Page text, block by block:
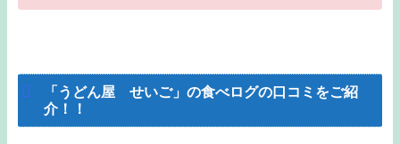
「うどん屋 せいご」の食べログの口コミをご紹
介！！